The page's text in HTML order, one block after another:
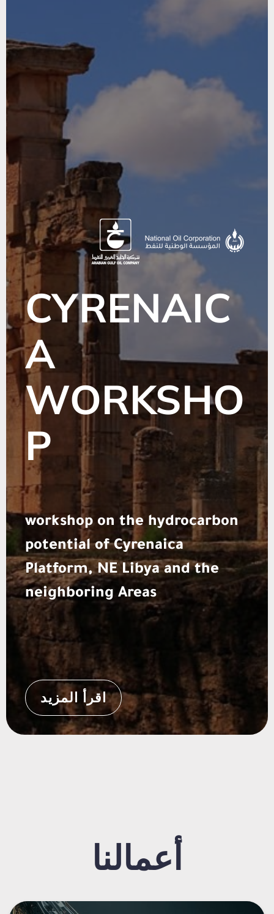
CYRENAIC
A
WORKSHO
P
workshop on the hydrocarbon
potential of Cyrenaica
Platform, NE Libya and the
neighboring Areas
اقرأ المزيد
أعمالنا